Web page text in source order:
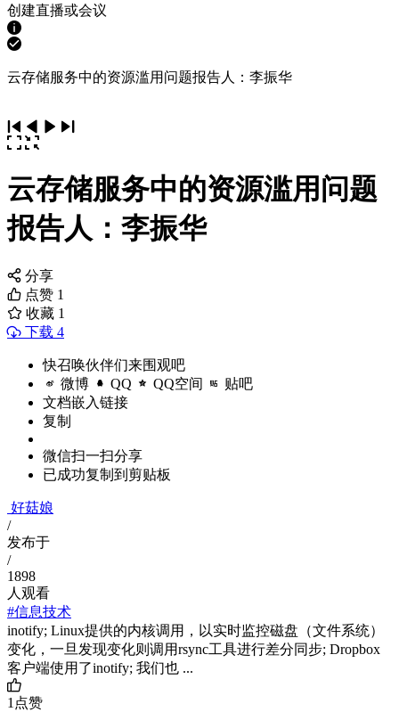
创建直播或会议
云存储服务中的资源滥用问题报告人：李振华
云存储服务中的资源滥用问题
报告人：李振华
分享
点赞 1
收藏 1
下载 4
快召唤伙伴们来围观吧
微博 QQ QQ空间 贴吧
文档嵌入链接
复制
微信扫一扫分享
已成功复制到剪贴板
好菇娘
/
发布于
/
1898
人观看
#信息技术
inotify; Linux提供的内核调用，以实时监控磁盘（文件系统）
变化，一旦发现变化则调用rsync工具进行差分同步; Dropbox
客户端使用了inotify; 我们也 ...
1点赞